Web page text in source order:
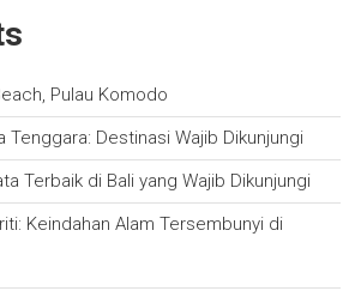
Pulau Komodo
Tenggara: Destinasi Wajib Dikunjungi
Terbaik di Bali yang Wajib Dikunjungi
Keindahan Alam Tersembunyi di